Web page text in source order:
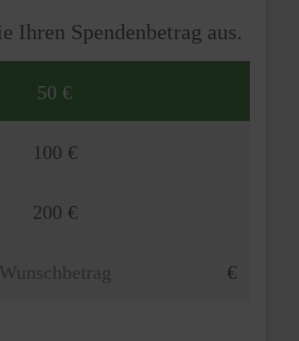
Ihren Spendenbetrag aus.
50 €
100 €
200 €